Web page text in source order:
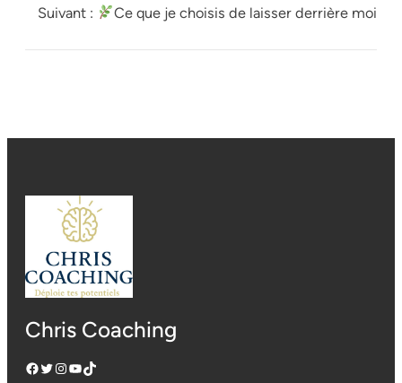
Suivant :
Ce que je choisis de laisser derrière moi
Chris Coaching
Facebook Twitter InstagramYouTube TikTok